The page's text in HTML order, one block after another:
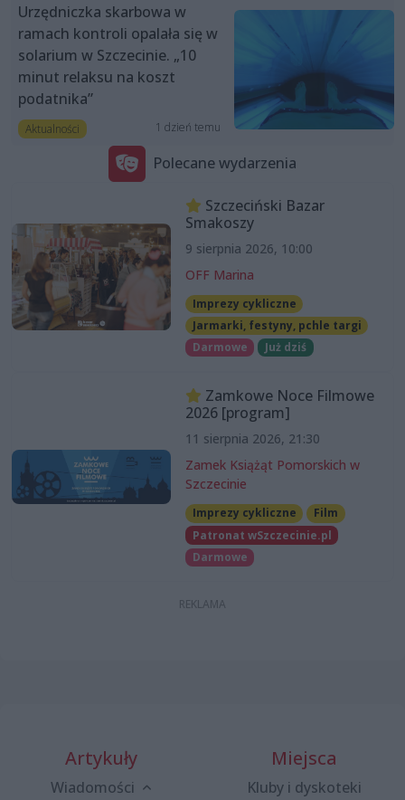
Urzędniczka skarbowa w
ramach kontroli opalała się w
solarium w Szczecinie. „10
minut relaksu na koszt
podatnika”
Aktualności 1 dzień temu
Polecane wydarzenia
Szczeciński Bazar
Smakoszy
9 sierpnia 2026, 10:00
OFF Marina
Imprezy cykliczne
Jarmarki, festyny, pchle targi
Darmowe
Już dziś
Zamkowe Noce Filmowe
2026 [program]
11 sierpnia 2026, 21:30
Zamek Książąt Pomorskich w
Szczecinie
Imprezy cykliczne
Film
Patronat wSzczecinie.pl
Darmowe
Artykuły
Wiadomości
Miejsca
Kluby i dyskoteki